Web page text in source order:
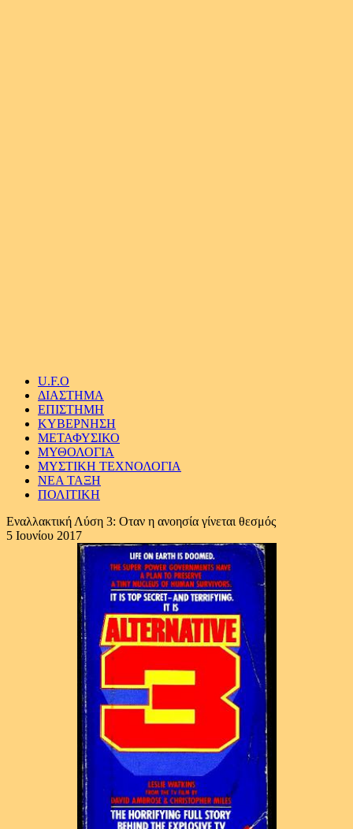
U.F.O
ΔΙΑΣΤΗΜΑ
ΕΠΙΣΤΗΜΗ
ΚΥΒΕΡΝΗΣΗ
ΜΕΤΑΦΥΣΙΚΟ
ΜΥΘΟΛΟΓΙΑ
ΜΥΣΤΙΚΗ ΤΕΧΝΟΛΟΓΙΑ
ΝΕΑ ΤΑΞΗ
ΠΟΛΙΤΙΚΗ
Εναλλακτική Λύση 3: Οταν η ανοησία γίνεται θεσμός
5 Ιουνίου 2017